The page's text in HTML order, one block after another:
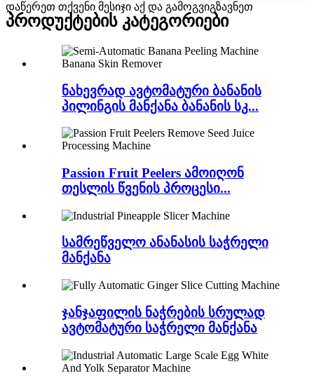
დაწერეთ თქვენი მესიჯი აქ და გამოგვიგზავნეთ
პროდუქტების კატეგორიები
ნახევრად ავტომატური ბანანის
პილინგის მანქანა ბანანის სკ...
Passion Fruit Peelers ამოიღონ
თესლის წვენის პროცესი...
სამრეწველო ანანასის საჭრელი
მანქანა
ჯანჯაფილის ნაჭრების სრულად
ავტომატური საჭრელი მანქანა